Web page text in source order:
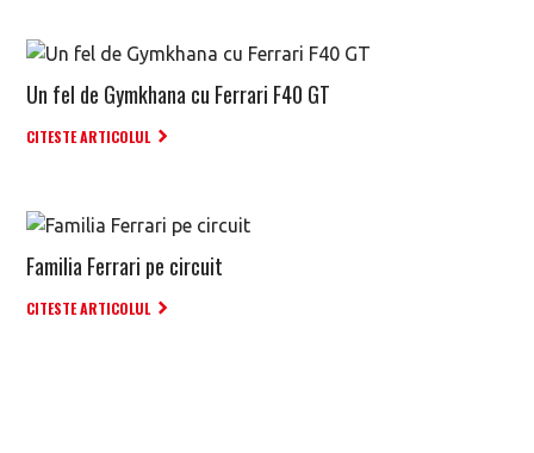
Un fel de Gymkhana cu Ferrari F40 GT
CITESTE ARTICOLUL
Familia Ferrari pe circuit
CITESTE ARTICOLUL